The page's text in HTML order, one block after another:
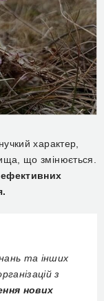
характер,
що змінюється.
та інших
з
нових